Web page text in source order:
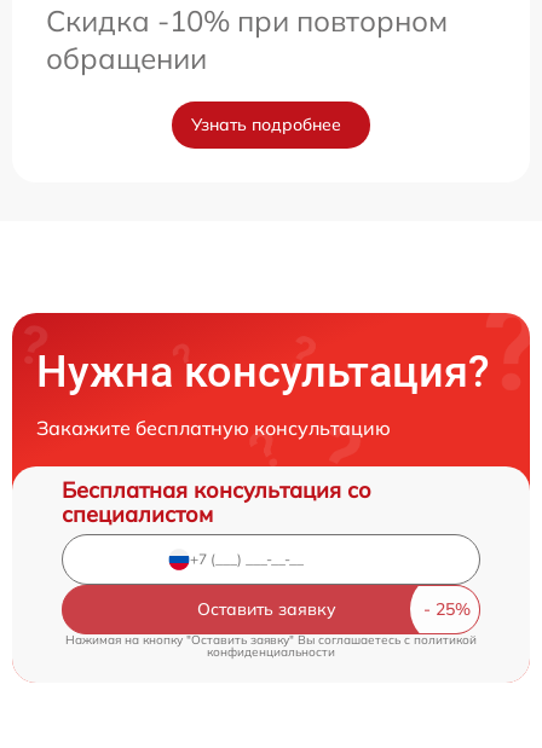
Скидка -10% при повторном
обращении
Узнать подробнее
Нужна консультация?
Закажите бесплатную консультацию
Бесплатная консультация со
специалистом
Оставить заявку
Нажимая на кнопку "Оставить заявку" Вы соглашаетесь cполитикой
конфиденциальности